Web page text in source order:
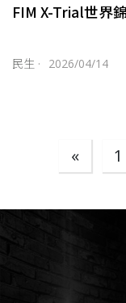
FIM X-Trial世界
民生 · 2026/04/14
« 1